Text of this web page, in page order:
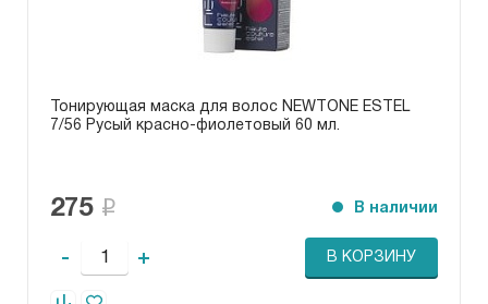
Тонирующая маска для волос NEWTONE ESTEL
7/56 Русый красно-фиолетовый 60 мл.
275 В наличии
- + В КОРЗИНУ